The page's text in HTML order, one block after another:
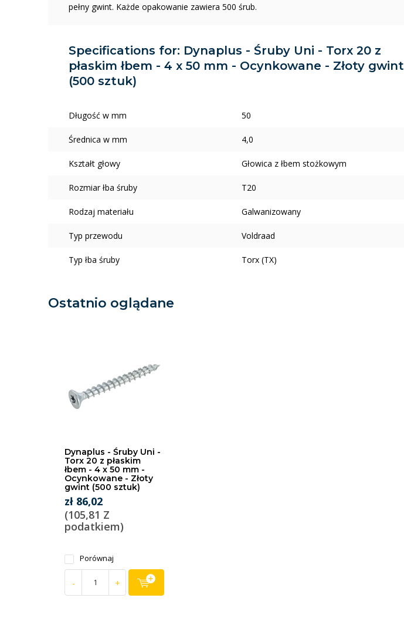
pełny gwint. Każde opakowanie zawiera 500 śrub.
Specifications for: Dynaplus - Śruby Uni - Torx 20 z
płaskim łbem - 4 x 50 mm - Ocynkowane - Złoty gwint
(500 sztuk)
Długość w mm 50
Średnica w mm 4,0
Kształt głowy Głowica z łbem stożkowym
Rozmiar łba śruby T20
Rodzaj materiału Galwanizowany
Typ przewodu Voldraad
Typ łba śruby Torx (TX)
Ostatnio oglądane
Dynaplus - Śruby Uni -
Torx 20 z płaskim
łbem - 4 x 50 mm -
Ocynkowane - Złoty
gwint (500 sztuk)
zł 86,02
(105,81 Z
podatkiem)
Porównaj
- +